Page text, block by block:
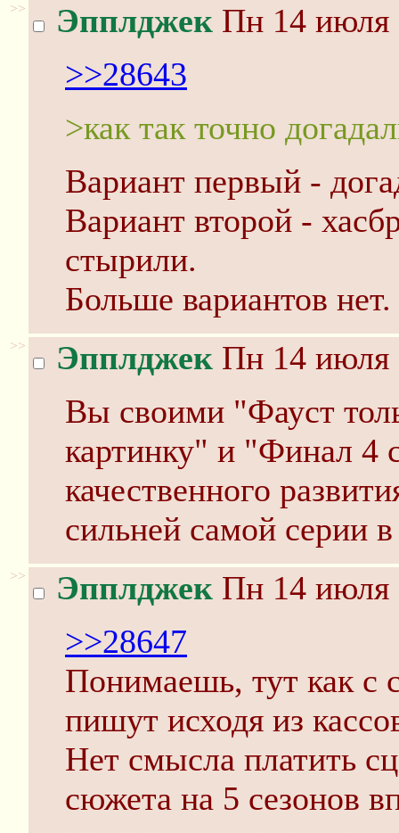
>> Эпплджек Пн 14 июля
>>28643
>как так точно
Вариант первый -
Вариант второй -
стырили.
Больше вариантов
>> Эпплджек Пн 14 июля
Вы своими "Фауст
картинку" и "Финал 4
качественного
сильней самой серии
>> Эпплджек Пн 14 июля
>>28647
Понимаешь, тут как с
пишут исходя из
Нет смысла платить
сюжета на 5 сезонов